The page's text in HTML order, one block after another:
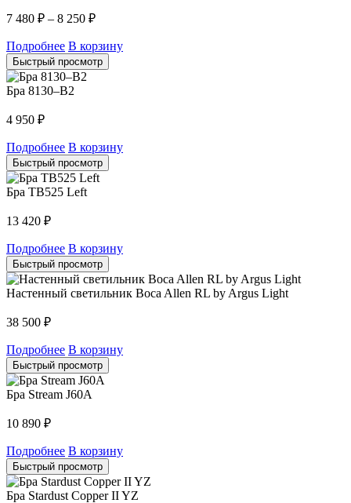
7 480 ₽ – 8 250 ₽
Подробнее В корзину
Быстрый просмотр
Бра 8130–B2
4 950 ₽
Подробнее В корзину
Быстрый просмотр
Бра TB525 Left
13 420 ₽
Подробнее В корзину
Быстрый просмотр
Настенный светильник Boca Allen RL by Argus Light
38 500 ₽
Подробнее В корзину
Быстрый просмотр
Бра Stream J60A
10 890 ₽
Подробнее В корзину
Быстрый просмотр
Бра Stardust Copper II YZ